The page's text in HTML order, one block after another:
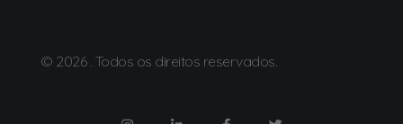
© 2026 . Todos os direitos reservados.